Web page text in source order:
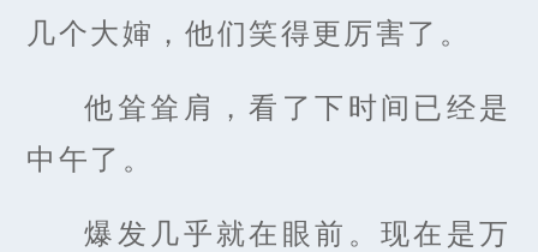
几个大婶，他们笑得更厉害了。
他耸耸肩，看了下时间已经是
中午了。
爆发几乎就在眼前。现在是万